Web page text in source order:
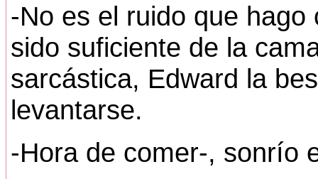
-No es el ruido que
sido suficiente de la
sarcástica, Edward la
levantarse.
-Hora de comer-, sonrío